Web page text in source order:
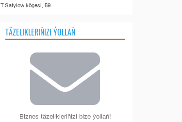
T.Satylow köçesi, 59
TÄZELIKLERIŇIZI ÝOLLAŇ
Biznes täzelikleriňizi bize ýollaň!